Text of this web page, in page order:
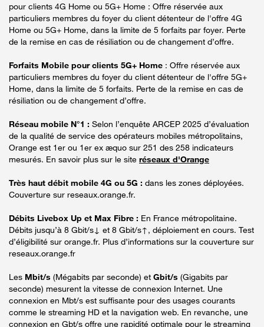
pour clients 4G Home ou 5G+ Home : Offre réservée aux
particuliers membres du foyer du client détenteur de l'offre 4G
Home ou 5G+ Home, dans la limite de 5 forfaits par foyer. Perte
de la remise en cas de résiliation ou de changement d’offre.
Forfaits Mobile pour clients 5G+ Home : Offre réservée aux
particuliers membres du foyer du client détenteur de l'offre 5G+
Home, dans la limite de 5 forfaits. Perte de la remise en cas de
résiliation ou de changement d’offre.
Réseau mobile N°1 : Selon l’enquête ARCEP 2025 d’évaluation
de la qualité de service des opérateurs mobiles métropolitains,
Orange est 1er ou 1er ex æquo sur 251 des 258 indicateurs
mesurés. En savoir plus sur le site réseaux d'Orange
Très haut débit mobile 4G ou 5G : dans les zones déployées.
Couverture sur reseaux.orange.fr.
Débits Livebox Up et Max Fibre : En France métropolitaine.
Débits jusqu’à 8 Gbit/s↓ et 8 Gbit/s↑, déploiement en cours. Test
d’éligibilité sur orange.fr. Plus d’informations sur la couverture sur
reseaux.orange.fr
Les Mbit/s (Mégabits par seconde) et Gbit/s (Gigabits par
seconde) mesurent la vitesse de connexion Internet. Une
connexion en Mbt/s est suffisante pour des usages courants
comme le streaming HD et la navigation web. En revanche, une
connexion en Gbt/s offre une rapidité optimale pour le streaming